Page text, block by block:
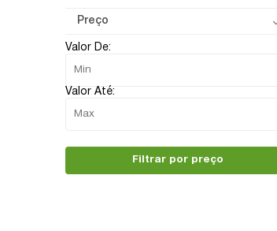
Preço
Valor De:
Valor Até:
Filtrar por preço